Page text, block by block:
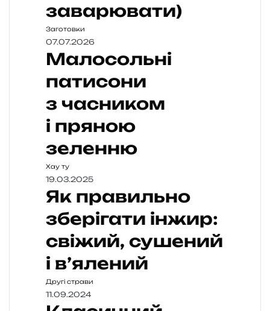
заварювати)
Заготовки
07.07.2026
Малосольні
патисони
з часником
і пряною
зеленню
Хау ту
19.03.2025
Як правильно
зберігати інжир:
свіжий, сушений
і в’ялений
Другі страви
11.09.2024